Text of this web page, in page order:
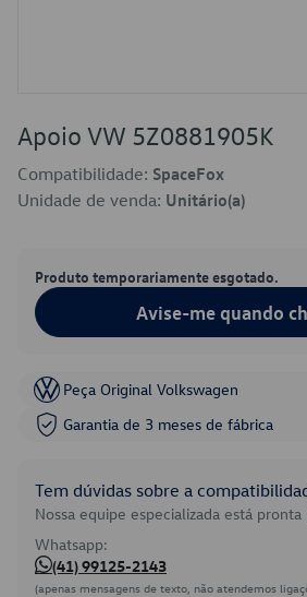
Apoio VW 5Z0881905K
Compatibilidade: SpaceFox
Unidade de venda: Unitário(a)
Produto temporariamente esgotado.
Avise-me quando
Peça Original Volkswagen
Garantia de 3 meses de fábrica
Tem dúvidas sobre a
Nossa equipe especializada está pronta
Whatsapp:
(41) 99125-2143
(apenas mensagens de texto, não atendemos